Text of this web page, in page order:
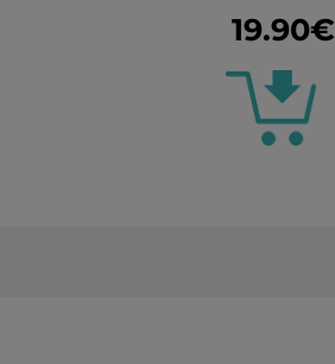
19.90€